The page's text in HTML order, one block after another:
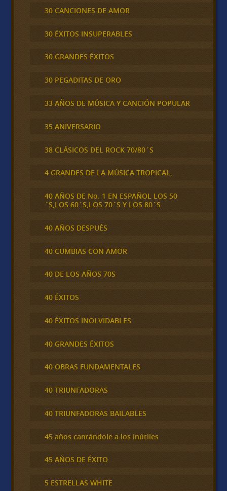
30 CANCIONES DE AMOR
30 ÉXITOS INSUPERABLES
30 GRANDES ÉXITOS
30 PEGADITAS DE ORO
33 AÑOS DE MÚSICA Y CANCIÓN POPULAR
35 ANIVERSARIO
38 CLÁSICOS DEL ROCK 70/80´S
4 GRANDES DE LA MÚSICA TROPICAL,
40 AÑOS DE No. 1 EN ESPAÑOL LOS 50
´S,LOS 60´S,LOS 70´S Y LOS 80´S
40 AÑOS DESPUÉS
40 CUMBIAS CON AMOR
40 DE LOS AÑOS 70S
40 ÉXITOS
40 ÉXITOS INOLVIDABLES
40 GRANDES ÉXITOS
40 OBRAS FUNDAMENTALES
40 TRIUNFADORAS
40 TRIUNFADORAS BAILABLES
45 años cantándole a los inútiles
45 AÑOS DE ÉXITO
5 ESTRELLAS WHITE